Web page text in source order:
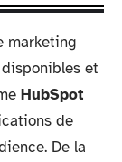
marketing
et
HubSpot
de
De la